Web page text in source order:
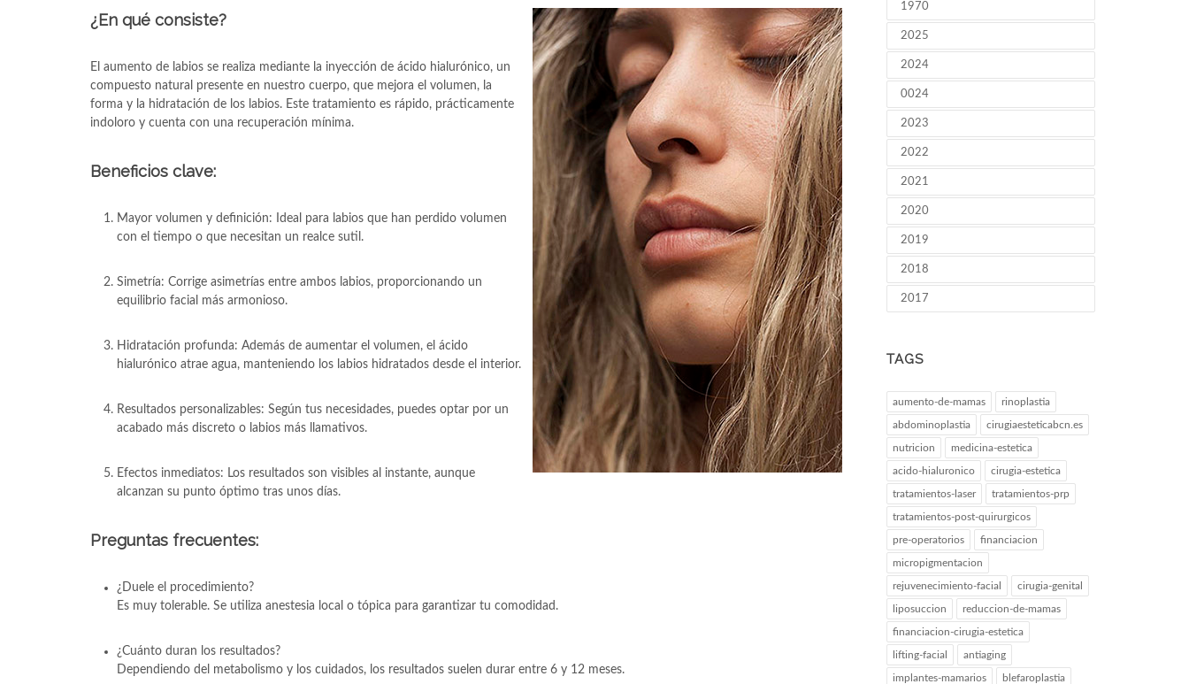
¿En qué consiste?
El aumento de labios se realiza mediante la inyección de ácido hialurónico, un
compuesto natural presente en nuestro cuerpo, que mejora el volumen, la
forma y la hidratación de los labios. Este tratamiento es rápido, prácticamente
indoloro y cuenta con una recuperación mínima.
Beneficios clave:
Mayor volumen y definición: Ideal para labios que han perdido volumen
con el tiempo o que necesitan un realce sutil.
Simetría: Corrige asimetrías entre ambos labios, proporcionando un
equilibrio facial más armonioso.
Hidratación profunda: Además de aumentar el volumen, el ácido
hialurónico atrae agua, manteniendo los labios hidratados desde el interior.
Resultados personalizables: Según tus necesidades, puedes optar por un
acabado más discreto o labios más llamativos.
Efectos inmediatos: Los resultados son visibles al instante, aunque
alcanzan su punto óptimo tras unos días.
Preguntas frecuentes:
¿Duele el procedimiento?
Es muy tolerable. Se utiliza anestesia local o tópica para garantizar tu comodidad.
¿Cuánto duran los resultados?
Dependiendo del metabolismo y los cuidados, los resultados suelen durar entre 6 y 12 meses.
1970
2025
2024
0024
2023
2022
2021
2020
2019
2018
2017
TAGS
aumento-de-mamas rinoplastia
abdominoplastia cirugiaesteticabcn.es
nutricion medicina-estetica
acido-hialuronico cirugia-estetica
tratamientos-laser tratamientos-prp
tratamientos-post-quirurgicos
pre-operatorios financiacion
micropigmentacion
rejuvenecimiento-facial cirugia-genital
liposuccion reduccion-de-mamas
financiacion-cirugia-estetica
lifting-facial antiaging
implantes-mamarios blefaroplastia